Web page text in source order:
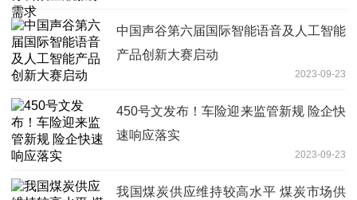
中国声谷第六届国际智能语音及人工智能
产品创新大赛启动
2023-09-23
450号文发布！车险迎来监管新规 险企快
速响应落实
2023-09-23
我国煤炭供应维持较高水平 煤炭市场供